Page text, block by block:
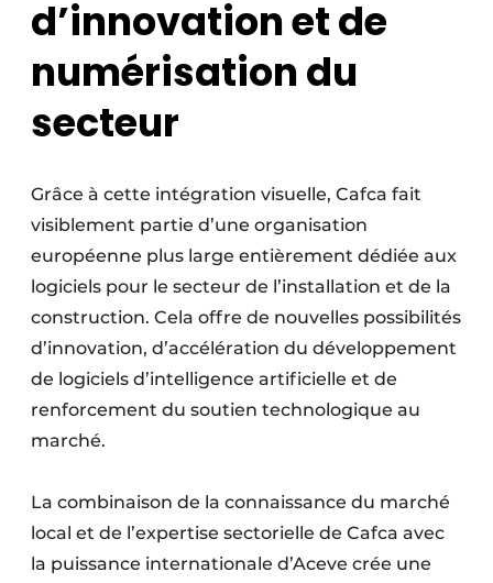
d’innovation et de
numérisation du
secteur
Grâce à cette intégration visuelle, Cafca fait
visiblement partie d’une organisation
européenne plus large entièrement dédiée aux
logiciels pour le secteur de l’installation et de la
construction. Cela offre de nouvelles possibilités
d’innovation, d’accélération du développement
de logiciels d’intelligence artificielle et de
renforcement du soutien technologique au
marché.
La combinaison de la connaissance du marché
local et de l’expertise sectorielle de Cafca avec
la puissance internationale d’Aceve crée une